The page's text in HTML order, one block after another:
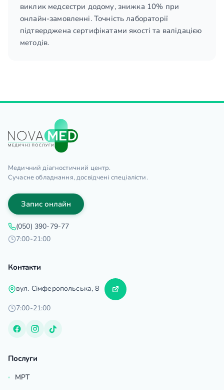
виклик медсестри додому, знижка 10% при
онлайн-замовленні. Точність лабораторії
підтверджена сертифікатами якості та валідацією
методів.
Медичний діагностичний центр.
Сучасне обладнання, досвідчені спеціалісти.
Запис онлайн
(050) 390-79-77
7:00-21:00
Контакти
вул. Сімферопольська, 8
7:00-21:00
Послуги
МРТ